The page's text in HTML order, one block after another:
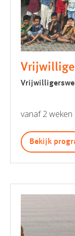
vanaf 2 weken
Bekijk